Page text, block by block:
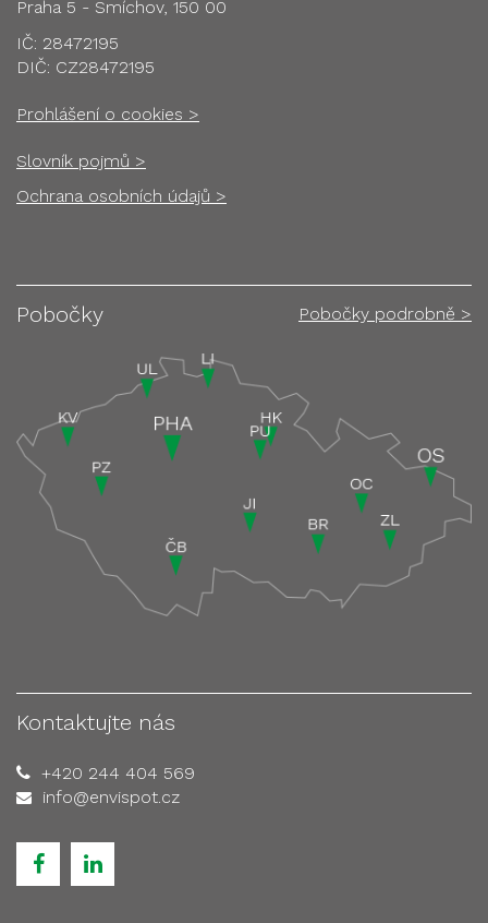
Praha 5 - Smíchov, 150 00
IČ: 28472195
DIČ: CZ28472195
Prohlášení o cookies >
Slovník pojmů >
Ochrana osobních údajů >
Pobočky Pobočky podrobně >
Kontaktujte nás
+420 244 404 569
info@envispot.cz